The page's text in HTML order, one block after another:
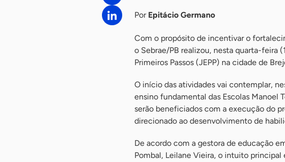
Por Epitácio Germano
Com o propósito de incentivar o
o Sebrae/PB realizou, nesta quarta-feira
Primeiros Passos (JEPP) na cidade de
O início das atividades vai contemplar,
ensino fundamental das Escolas Manoel
serão beneficiados com a execução do
direcionado ao desenvolvimento de
De acordo com a gestora de educação
Pombal, Leilane Vieira, o intuito